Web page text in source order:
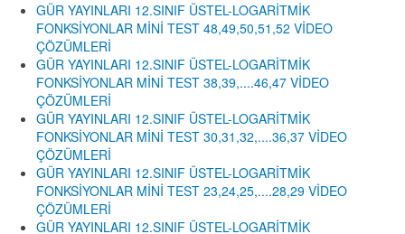
GÜR YAYINLARI 12.SINIF ÜSTEL-LOGARİTMİK
FONKSİYONLAR MİNİ TEST 48,49,50,51,52 VİDEO
ÇÖZÜMLERİ
GÜR YAYINLARI 12.SINIF ÜSTEL-LOGARİTMİK
FONKSİYONLAR MİNİ TEST 38,39,....46,47 VİDEO
ÇÖZÜMLERİ
GÜR YAYINLARI 12.SINIF ÜSTEL-LOGARİTMİK
FONKSİYONLAR MİNİ TEST 30,31,32,....36,37 VİDEO
ÇÖZÜMLERİ
GÜR YAYINLARI 12.SINIF ÜSTEL-LOGARİTMİK
FONKSİYONLAR MİNİ TEST 23,24,25,....28,29 VİDEO
ÇÖZÜMLERİ
GÜR YAYINLARI 12.SINIF ÜSTEL-LOGARİTMİK